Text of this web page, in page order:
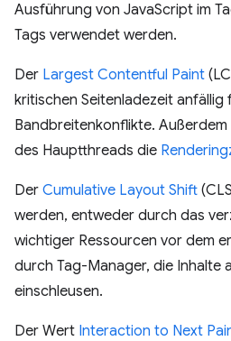
Ausführung von JavaScript im
Tags verwendet werden.
Der Largest Contentful Paint
kritischen Seitenladezeit anfällig
Bandbreitenkonflikte.
des Hauptthreads die
Der Cumulative Layout Shift
werden, entweder durch das
wichtiger Ressourcen vor dem
durch Tag-Manager, die Inhalte
einschleusen.
Der Wert Interaction to Next